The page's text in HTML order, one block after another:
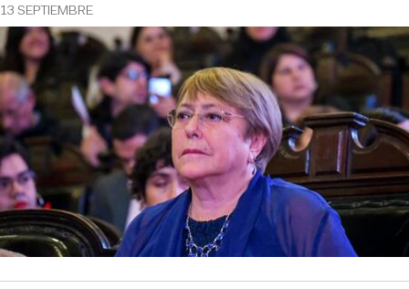
13 SEPTIEMBRE